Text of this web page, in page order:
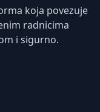
koja povezuje
radnicima
i sigurno.